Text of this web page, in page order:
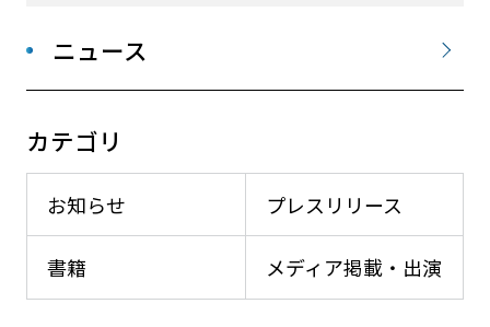
ニュース
カテゴリ
お知らせ プレスリリース
メディア掲載・出演
書籍